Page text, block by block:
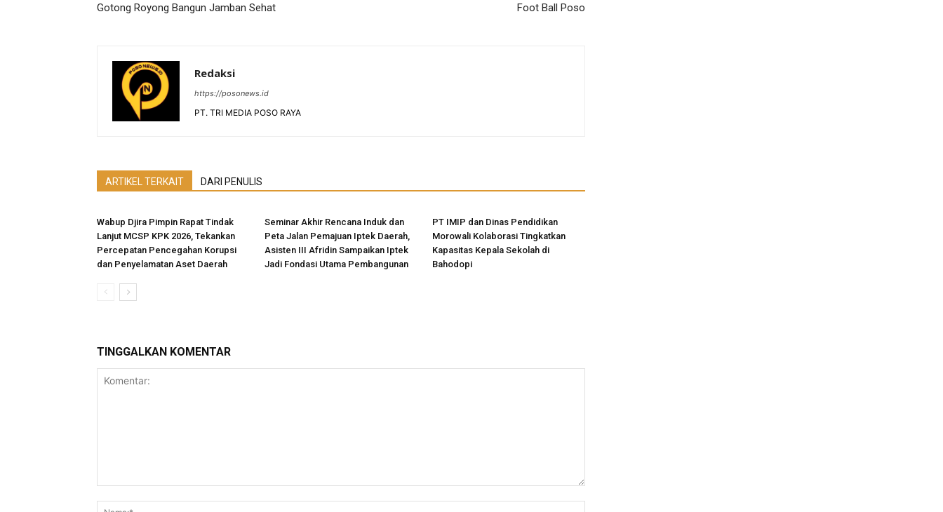
Gotong Royong Bangun Jamban Sehat
Foot Ball Poso
Redaksi
https://posonews.id
PT. TRI MEDIA POSO RAYA
ARTIKEL TERKAIT DARI PENULIS
Wabup Djira Pimpin Rapat Tindak
Lanjut MCSP KPK 2026, Tekankan
Percepatan Pencegahan Korupsi
dan Penyelamatan Aset Daerah
Seminar Akhir Rencana Induk dan
Peta Jalan Pemajuan Iptek Daerah,
Asisten III Afridin Sampaikan Iptek
Jadi Fondasi Utama Pembangunan
PT IMIP dan Dinas Pendidikan
Morowali Kolaborasi Tingkatkan
Kapasitas Kepala Sekolah di
Bahodopi
TINGGALKAN KOMENTAR